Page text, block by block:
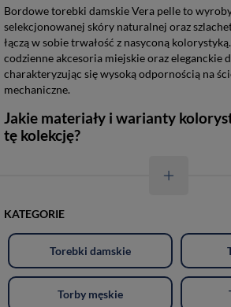
Bordowe torebki damskie Vera pelle to
selekcjonowanej skóry naturalnej oraz
łączą w sobie trwałość z nasyconą
codzienne akcesoria miejskie oraz eleganckie
charakteryzując się wysoką odpornością na
mechaniczne.
Jakie materiały i warianty
tę kolekcję?
KATEGORIE
Torebki damskie
Torby męskie